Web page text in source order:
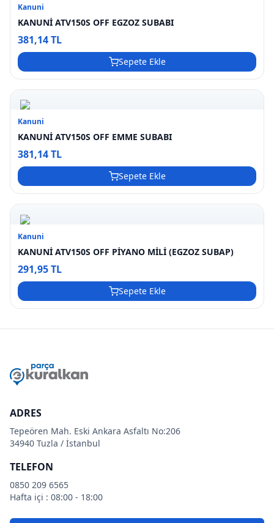
Kanuni
KANUNİ ATV150S OFF EGZOZ SUBABI
381,14 TL
Sepete Ekle
Kanuni
KANUNİ ATV150S OFF EMME SUBABI
381,14 TL
Sepete Ekle
Kanuni
KANUNİ ATV150S OFF PİYANO MİLİ (EGZOZ SUBAP)
291,95 TL
Sepete Ekle
ADRES
Tepeören Mah. Eski Ankara Asfaltı No:206
34940 Tuzla / İstanbul
TELEFON
0850 209 6565
Hafta içi : 08:00 - 18:00